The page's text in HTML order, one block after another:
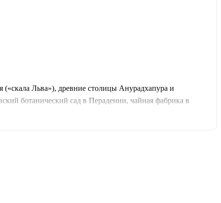
Льва»), древние столицы Анурадхапура и
ботанический сад в Перадении, чайная фабрика в